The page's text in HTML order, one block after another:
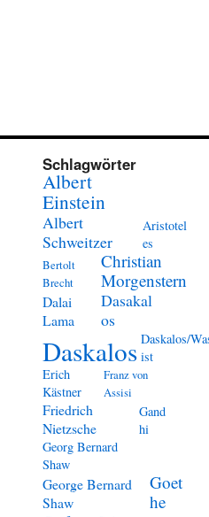
Schlagwörter
Albert
Einstein
Albert
Schweitzer
Aristotel
es
Bertolt
Brecht
Christian
Morgenstern
Dalai
Lama
Dasakal
os
Daskalos Daskalos/
ist
Erich
Kästner
Franz von
Assisi
Friedrich
Nietzsche
Gand
hi
Georg Bernard
Shaw
George Bernard
Shaw
Goet
he